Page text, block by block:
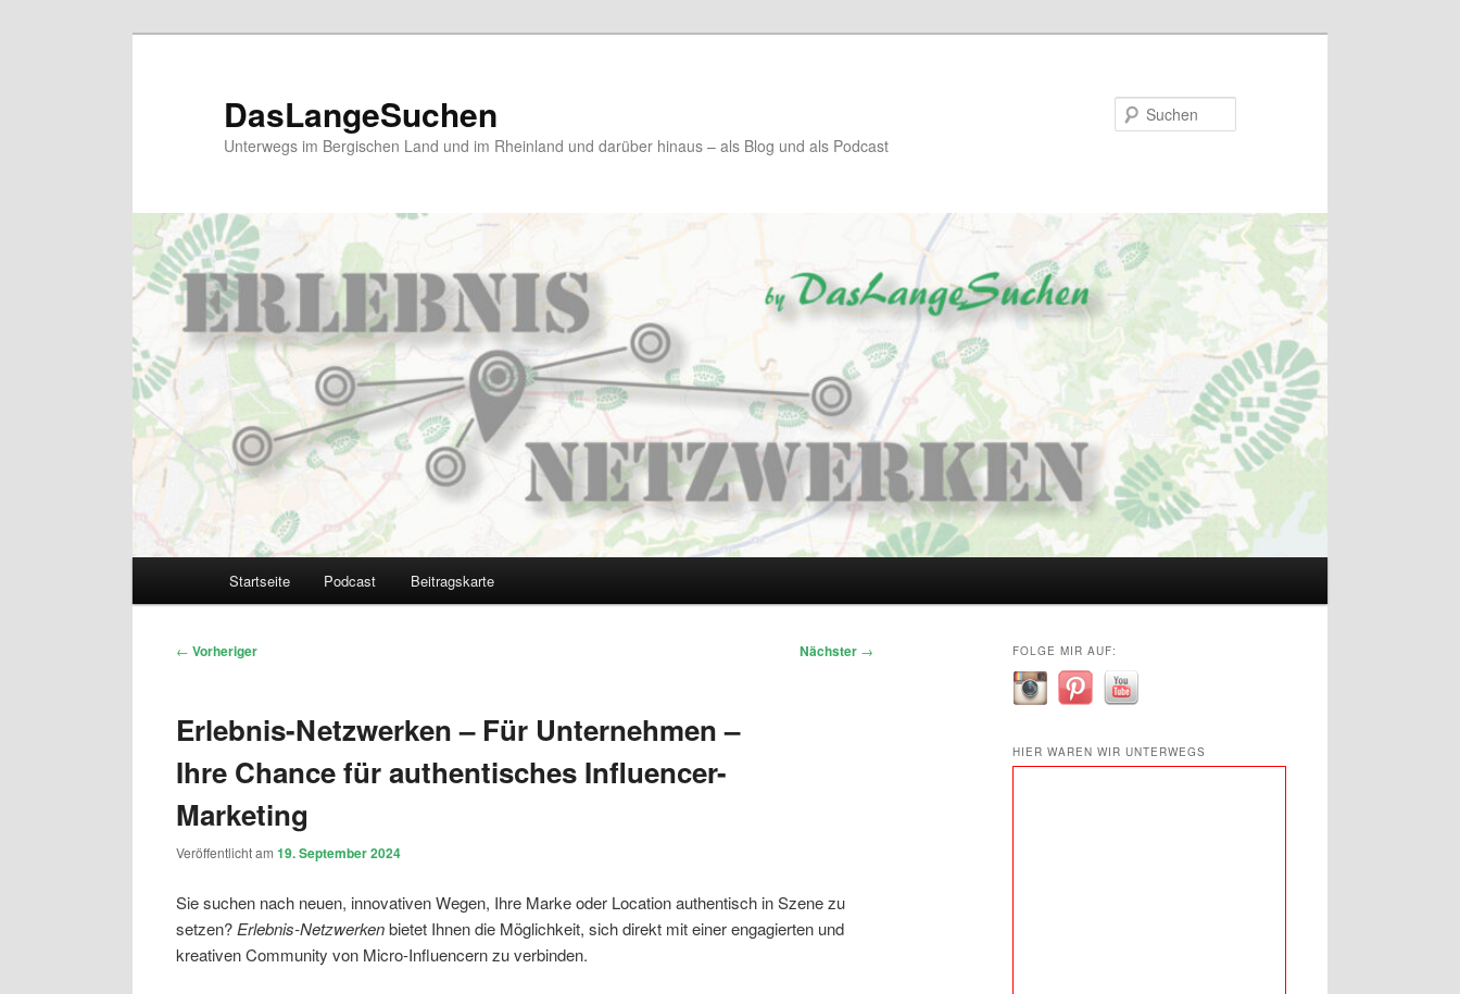
DasLangeSuchen
Unterwegs im Bergischen Land und im Rheinland und darüber hinaus – als Blog und als Podcast
Startseite Podcast Beitragskarte
Beitragsnavigation
← Vorheriger Nächster →
Erlebnis-Netzwerken – Für Unternehmen –
Ihre Chance für authentisches Influencer-
Marketing
Veröffentlicht am 19. September 2024
Sie suchen nach neuen, innovativen Wegen, Ihre Marke oder Location authentisch in Szene zu
setzen? Erlebnis-Netzwerkenbietet Ihnen die Möglichkeit, sich direkt mit einer engagierten und
kreativen Community von Micro-Influencern zu verbinden.
FOLGE MIR AUF:
HIER WAREN WIR UNTERWEGS